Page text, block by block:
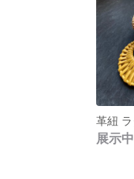
展示中